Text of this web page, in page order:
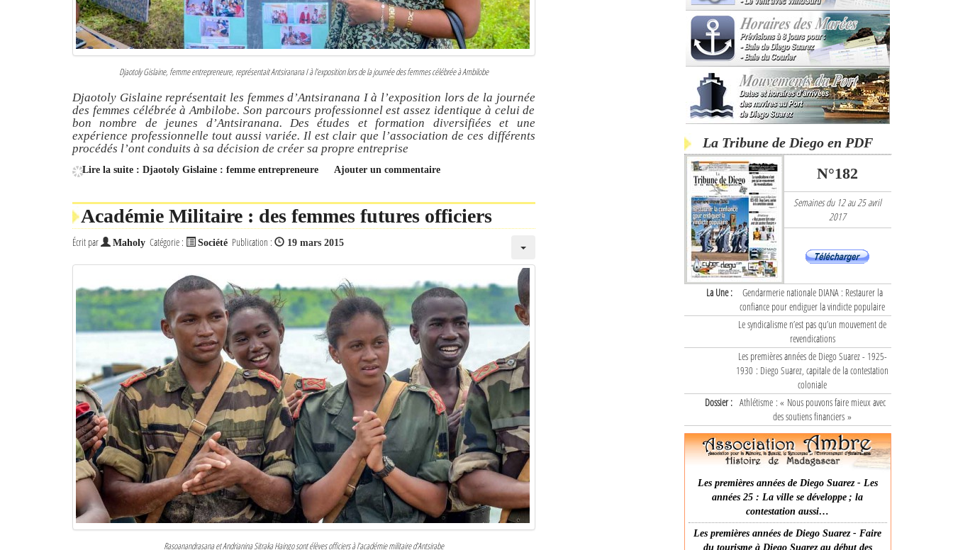
Djaotoly Gislaine, femme entrepreneure, représentait Antsiranana I à l’exposition lors de la journée des femmes célébrée à Ambilobe
Djaotoly Gislaine représentait les femmes d’Antsiranana I à l’exposition lors de la journée
des femmes célébrée à Ambilobe. Son parcours professionnel est assez identique à celui de
bon nombre de jeunes d’Antsiranana. Des études et formation diversifiées et une
expérience professionnelle tout aussi variée. Il est clair que l’association de ces différents
procédés l’ont conduits à sa décision de créer sa propre entreprise
Lire la suite : Djaotoly Gislaine : femme entrepreneure Ajouter un commentaire
Académie Militaire : des femmes futures officiers
Écrit par Maholy Catégorie : Société Publication : 19 mars 2015
Rasoanandrasana et Andrianina Sitraka Haingo sont élèves officiers à l’académie militaire d’Antsirabe
La Tribune de Diego en PDF
N°182
Semaines du 12 au 25 avril
2017
La Une :
Gendarmerie nationale DIANA : Restaurer la
confiance pour endiguer la vindicte populaire
Le syndicalisme n’est pas qu’un mouvement de
revendications
Les premières années de Diego Suarez - 1925-
1930 : Diego Suarez, capitale de la contestation
coloniale
Dossier : Athlétisme : « Nous pouvons faire mieux avec
des soutiens financiers »
Les premières années de Diego Suarez - Les
années 25 : La ville se développe ; la
contestation aussi…
Les premières années de Diego Suarez - Faire
du tourisme à Diego Suarez au début des